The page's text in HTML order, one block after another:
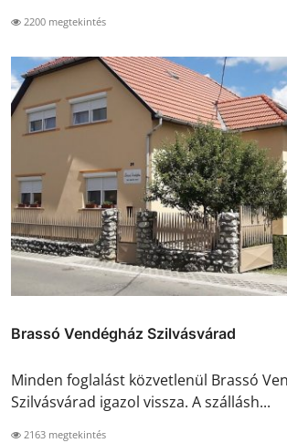
2200 megtekintés
Brassó Vendégház Szilvásvárad
Minden foglalást közvetlenül Brassó
Szilvásvárad igazol vissza. A szállásh...
2163 megtekintés